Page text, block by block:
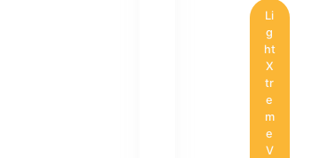
Li
g
ht
X
tr
e
m
e
V